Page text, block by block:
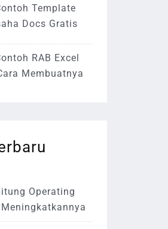
Template
Docs Gratis
RAB Excel
Membuatnya
Operating